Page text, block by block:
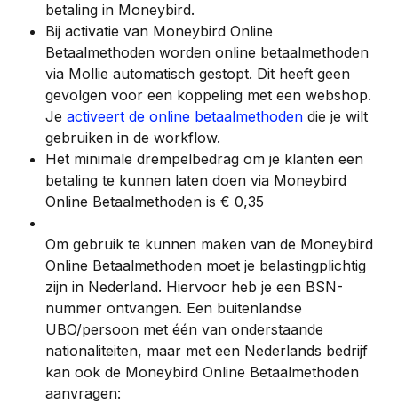
betaling in Moneybird.
Bij activatie van Moneybird Online
Betaalmethoden worden online betaalmethoden
via Mollie automatisch gestopt. Dit heeft geen
gevolgen voor een koppeling met een webshop.
Je activeert de online betaalmethoden die je wilt
gebruiken in de workflow.
Het minimale drempelbedrag om je klanten een
betaling te kunnen laten doen via Moneybird
Online Betaalmethoden is € 0,35
Om gebruik te kunnen maken van de Moneybird
Online Betaalmethoden moet je belastingplichtig
zijn in Nederland. Hiervoor heb je een BSN-
nummer ontvangen. Een buitenlandse
UBO/persoon met één van onderstaande
nationaliteiten, maar met een Nederlands bedrijf
kan ook de Moneybird Online Betaalmethoden
aanvragen: